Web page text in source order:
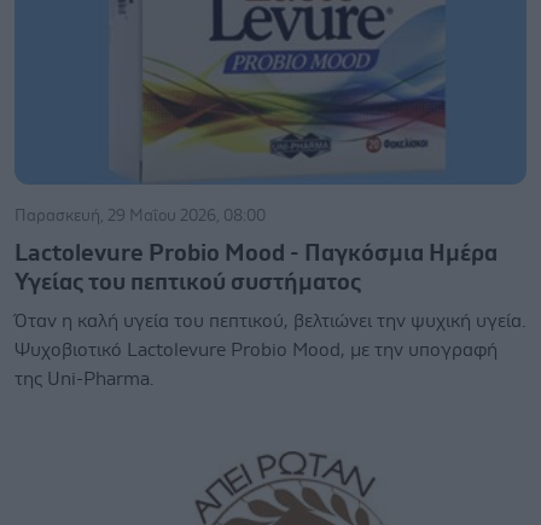
Παρασκευή, 29 Μαΐου 2026, 08:00
Lactolevure Probio Mood - Παγκόσμια Ημέρα
Υγείας του πεπτικού συστήματος
Όταν η καλή υγεία του πεπτικού, βελτιώνει την ψυχική υγεία.
Ψυχοβιoτικό Lactolevure Probio Mood, με την υπογραφή
της Uni-Pharma.